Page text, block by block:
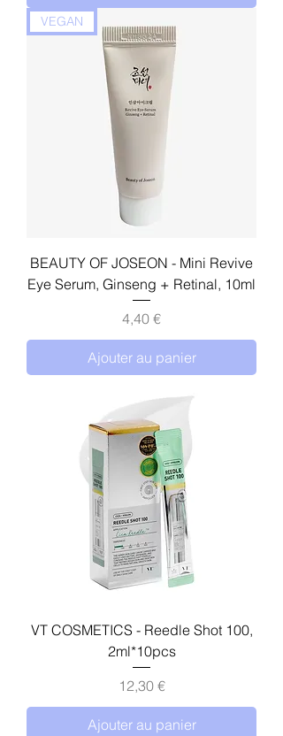
VEGAN
BEAUTY OF JOSEON - Mini Revive
Eye Serum, Ginseng + Retinal, 10ml
Prix
4,40 €
Ajouter au panier
VT COSMETICS - Reedle Shot 100,
2ml*10pcs
Prix
12,30 €
Ajouter au panier